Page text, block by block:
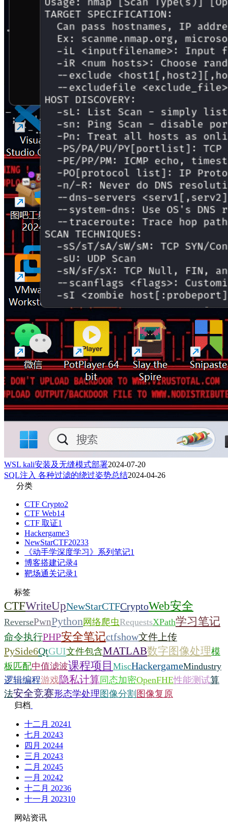
WSL kali安装及无缝模式部署2024-07-20
SQL注入 各种过滤的绕过姿势总结2024-04-26
分类
CTF Crypto2
CTF Web14
CTF 取证1
Hackergame3
NewStarCTF20233
《动手学深度学习》系列笔记1
博客搭建记录4
靶场通关记录1
标签
CTFWriteUpNewStarCTFCryptoWeb安全
ReversePwnPython网络爬虫RequestsXPath学习笔记
命令执行PHP安全笔记ctfshow文件上传
PySide6QtGUI文件包含MATLAB数字图像处理模
板匹配中值滤波课程项目 MiscHackergameMindustry
逻辑编程游戏 隐私计算同态加密OpenFHE性能测试算
法安全竞赛形态学处理图像分割 图像复原
归档
十二月 20241
七月 20243
四月 20244
三月 20243
二月 20245
一月 20242
十二月 20236
十一月 202310
网站资讯